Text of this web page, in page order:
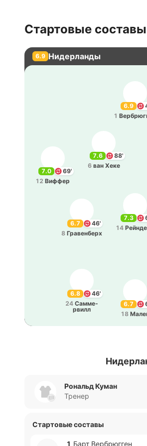
Стартовые
6.9 Нидерланды
6.9
1
7.0
69'
12 Виффер
7.6
88'
6 ван Хеке
7.3
14
6.7
46'
8 Гра­ве­нберх
6.7
18
6.8
46'
24 Са­мме­
рвилл
Рональд Куман
Тренер
Стартовые составы
1 Барт Ве­рбрю­гген